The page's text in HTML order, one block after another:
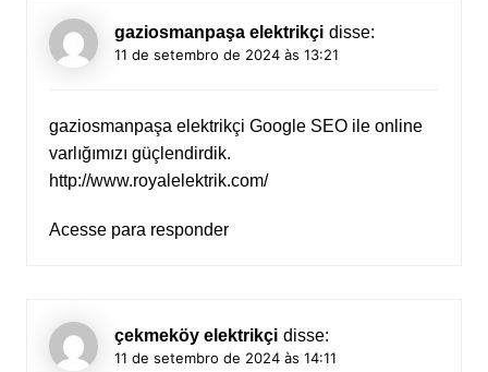
gaziosmanpaşa elektrikçi disse:
11 de setembro de 2024 às 13:21
gaziosmanpaşa elektrikçi Google SEO ile online
varlığımızı güçlendirdik.
http://www.royalelektrik.com/
Acesse para responder
çekmeköy elektrikçi disse:
11 de setembro de 2024 às 14:11